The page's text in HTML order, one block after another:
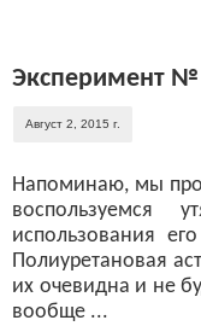
Эксперимент №
Август 2, 2015 г.
Напоминаю, мы
воспользуемся
использования
Полиуретановая
их очевидна и не
вообще ...